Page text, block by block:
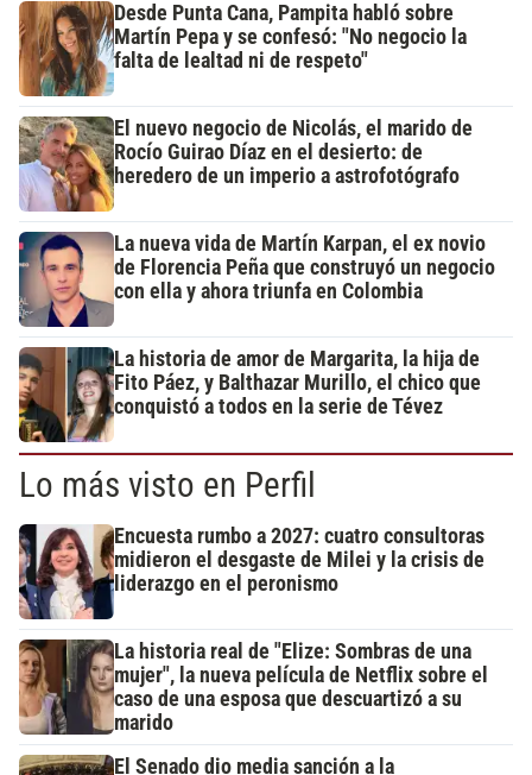
Desde Punta Cana, Pampita habló sobre
Martín Pepa y se confesó: "No negocio la
falta de lealtad ni de respeto"
El nuevo negocio de Nicolás, el marido de
Rocío Guirao Díaz en el desierto: de
heredero de un imperio a astrofotógrafo
La nueva vida de Martín Karpan, el ex novio
de Florencia Peña que construyó un negocio
con ella y ahora triunfa en Colombia
La historia de amor de Margarita, la hija de
Fito Páez, y Balthazar Murillo, el chico que
conquistó a todos en la serie de Tévez
Lo más visto en Perfil
Encuesta rumbo a 2027: cuatro consultoras
midieron el desgaste de Milei y la crisis de
liderazgo en el peronismo
La historia real de "Elize: Sombras de una
mujer", la nueva película de Netflix sobre el
caso de una esposa que descuartizó a su
marido
El Senado dio media sanción a la